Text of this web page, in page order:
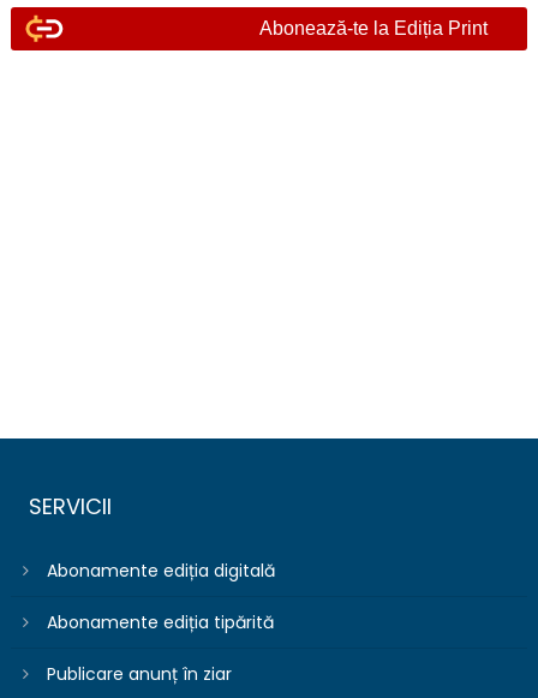
Abonează-te la Ediția Print
SERVICII
Abonamente ediția digitală
Abonamente ediția tipărită
Publicare anunț în ziar